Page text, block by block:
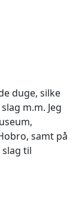
duge, silke
m.m. Jeg
samt på
til